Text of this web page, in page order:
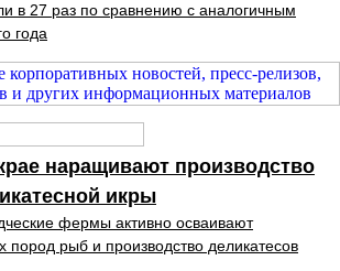
в 27 раз по сравнению с аналогичным
года
наращивают производство
икры
фермы активно осваивают
пород рыб и производство деликатесов